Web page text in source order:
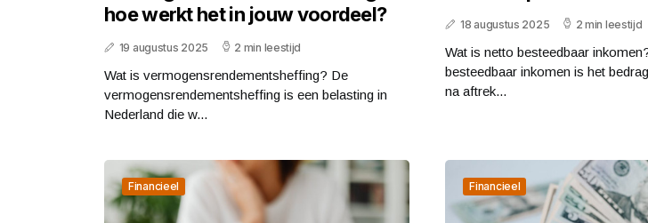
hoe werkt het in jouw voordeel?
19 augustus 2025 2 min leestijd
Wat is vermogensrendementsheffing? De
vermogensrendementsheffing is een belasting in
Nederland die w...
18 augustus 2025 2 min leestijd
Wat is netto besteedbaar
besteedbaar inkomen is het
na aftrek...
Financieel Financieel